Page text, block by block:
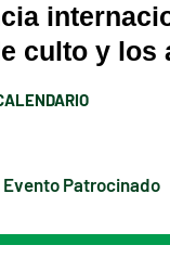
culto y los
Evento Patrocinado